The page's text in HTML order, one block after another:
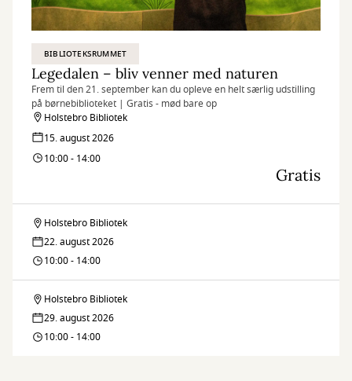
BIBLIOTEKSRUMMET
Legedalen – bliv venner med naturen
Frem til den 21. september kan du opleve en helt særlig udstilling
på børnebiblioteket | Gratis - mød bare op
Holstebro Bibliotek
15. august 2026
10:00 - 14:00
Gratis
Legedalen
–
venner
med
Holstebro Bibliotek
22. august 2026
10:00 - 14:00
Legedalen
–
Holstebro Bibliotek
29. august 2026
10:00 - 14:00